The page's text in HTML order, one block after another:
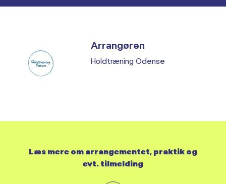
Arrangøren
Holdtræning Odense
Læs mere om arrangementet, praktik og
evt. tilmelding